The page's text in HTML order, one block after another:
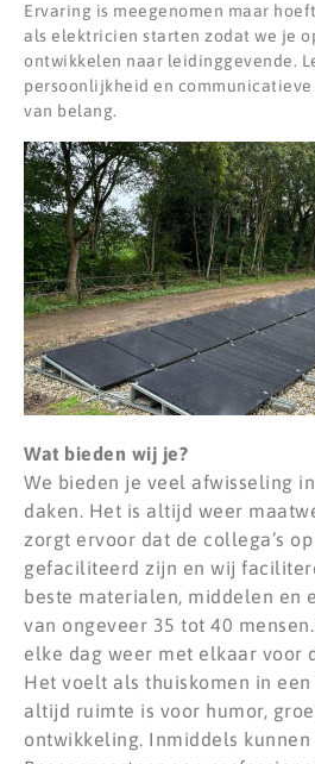
Ervaring is meegenomen maar
als elektricien starten zodat we je
ontwikkelen naar leidinggevende.
persoonlijkheid en
van belang.
Wat bieden wij je?
We bieden je veel afwisseling
daken. Het is altijd weer
zorgt ervoor dat de collega’s
gefaciliteerd zijn en wij
beste materialen, middelen en
van ongeveer 35 tot 40
elke dag weer met elkaar voor
Het voelt als thuiskomen in
altijd ruimte is voor humor,
ontwikkeling. Inmiddels